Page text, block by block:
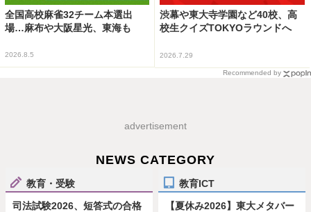
全国高校麻雀32チーム本選出
場…麻布や大阪星光、東海も
2026.8.5
渋幕や東大寺学園など40校、高
校生クイズTOKYOラウンドへ
2026.7.29
Recommended by
advertisement
NEWS CATEGORY
教育・受験
司法試験2026、短答式の合格
教育ICT
【夏休み2026】東大メタバー